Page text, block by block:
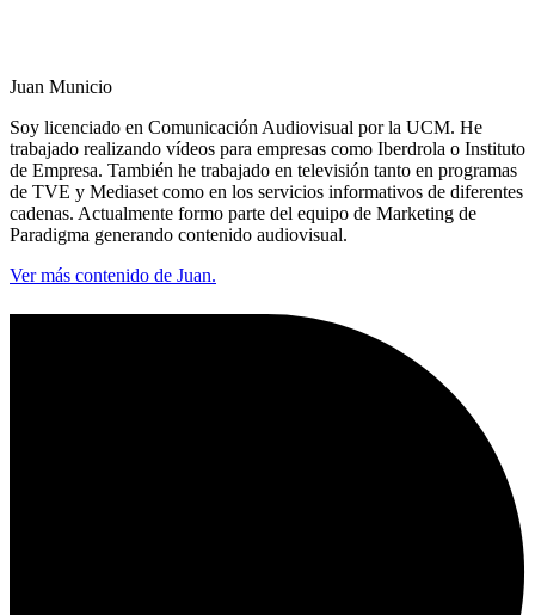
Juan Municio
Soy licenciado en Comunicación Audiovisual por la UCM. He
trabajado realizando vídeos para empresas como Iberdrola o Instituto
de Empresa. También he trabajado en televisión tanto en programas
de TVE y Mediaset como en los servicios informativos de diferentes
cadenas. Actualmente formo parte del equipo de Marketing de
Paradigma generando contenido audiovisual.
Ver más contenido de Juan.